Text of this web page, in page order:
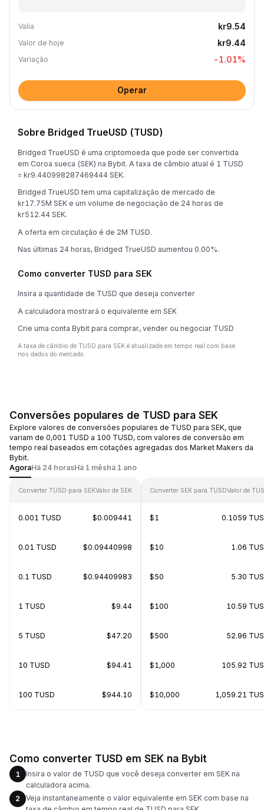
Valia kr9.54
Valor de hoje kr9.44
Variação -1.01%
Operar
Sobre Bridged TrueUSD (TUSD)
Bridged TrueUSD é uma criptomoeda que pode ser convertida
em Coroa sueca (SEK) na Bybit. A taxa de câmbio atual é 1 TUSD
= kr9.440998287469444 SEK.
Bridged TrueUSD tem uma capitalização de mercado de
kr17.75M SEK e um volume de negociação de 24 horas de
kr512.44 SEK.
A oferta em circulação é de 2M TUSD.
Nas últimas 24 horas, Bridged TrueUSD aumentou 0.00%.
Como converter TUSD para SEK
Insira a quantidade de TUSD que deseja converter
A calculadora mostrará o equivalente em SEK
Crie uma conta Bybit para comprar, vender ou negociar TUSD
A taxa de câmbio de TUSD para SEK é atualizada em tempo real com base
nos dados do mercado.
Conversões populares de TUSD para SEK
Explore valores de conversões populares de TUSD para SEK, que
variam de 0,001 TUSD a 100 TUSD, com valores de conversão em
tempo real baseados em cotações agregadas dos Market Makers da
Bybit.
AgoraHá 24 horasHá 1 mêshá 1 ano
Converter TUSD para SEKValor de SEK
0.001 TUSD $0.009441
0.01 TUSD $0.09440998
0.1 TUSD $0.94409983
1 TUSD $9.44
5 TUSD $47.20
10 TUSD $94.41
100 TUSD $944.10
Converter SEK para TUSDValor de
$1 0.1059
$10 1.06
$50 5.30
$100 10.59
$500 52.96
$1,000 105.92
$10,000 1,059.21
Como converter TUSD em SEK na Bybit
1
Insira o valor de TUSD que você deseja converter em SEK na
calculadora acima.
2
Veja instantaneamente o valor equivalente em SEK com base na